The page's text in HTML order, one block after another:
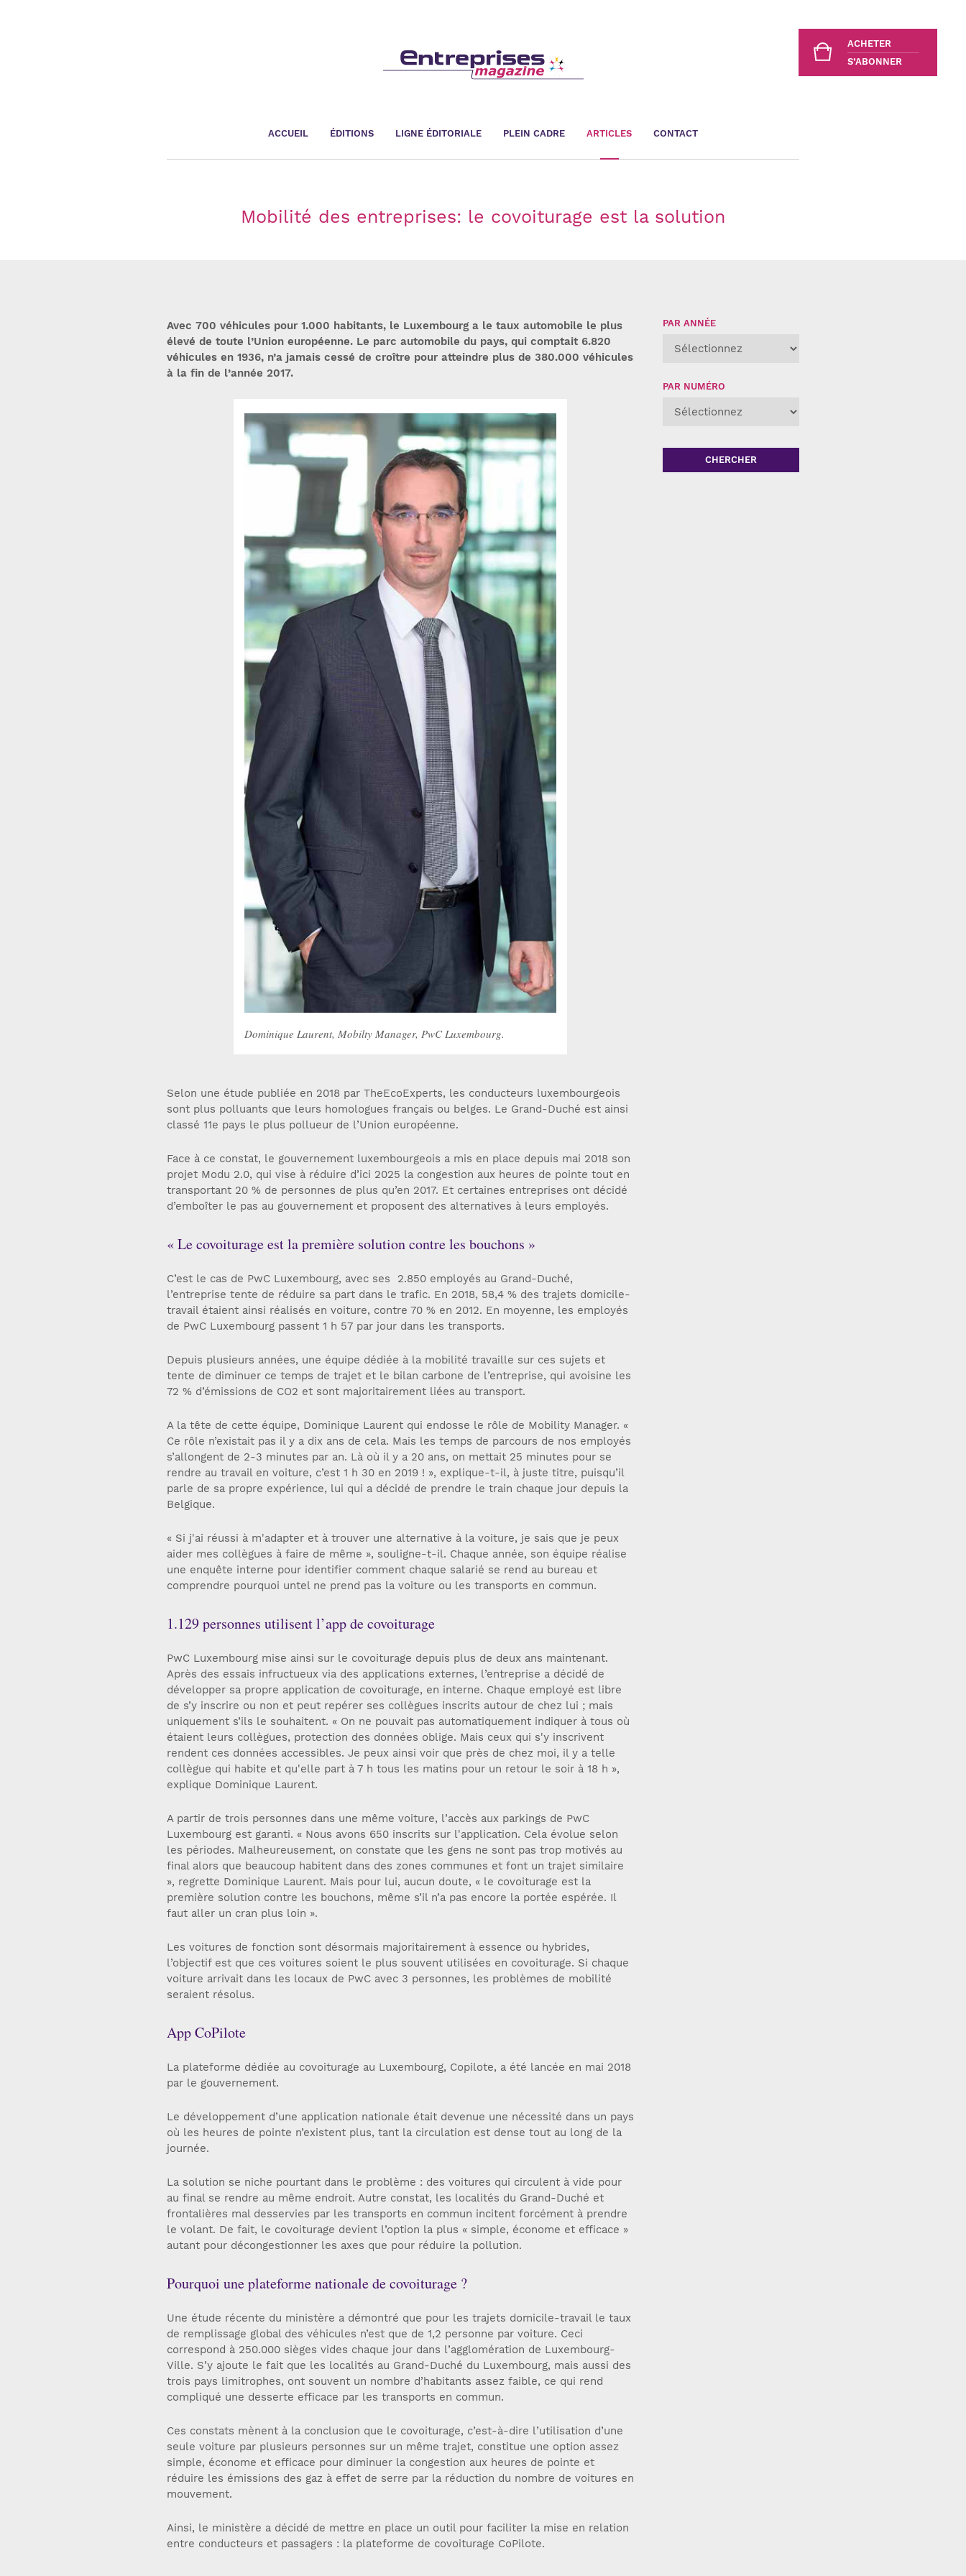
ACCUEIL ÉDITIONS LIGNE ÉDITORIALE PLEIN CADRE ARTICLES CONTACT
ACHETER
S’ABONNER
Mobilité des entreprises: le covoiturage est la solution
Avec 700 véhicules pour 1.000 habitants, le Luxembourg a le taux automobile le plus
élevé de toute l’Union européenne. Le parc automobile du pays, qui comptait 6.820
véhicules en 1936, n’a jamais cessé de croître pour atteindre plus de 380.000 véhicules
à la fin de l’année 2017.
Dominique Laurent, Mobilty Manager, PwC Luxembourg.
Selon une étude publiée en 2018 par TheEcoExperts, les conducteurs luxembourgeois
sont plus polluants que leurs homologues français ou belges. Le Grand-Duché est ainsi
classé 11e pays le plus pollueur de l’Union européenne.
Face à ce constat, le gouvernement luxembourgeois a mis en place depuis mai 2018 son
projet Modu 2.0, qui vise à réduire d’ici 2025 la congestion aux heures de pointe tout en
transportant 20 % de personnes de plus qu’en 2017. Et certaines entreprises ont décidé
d’emboîter le pas au gouvernement et proposent des alternatives à leurs employés.
« Le covoiturage est la première solution contre les bouchons »
C’est le cas de PwC Luxembourg, avec ses 2.850 employés au Grand-Duché,
l’entreprise tente de réduire sa part dans le trafic. En 2018, 58,4 % des trajets domicile-
travail étaient ainsi réalisés en voiture, contre 70 % en 2012. En moyenne, les employés
de PwC Luxembourg passent 1 h 57 par jour dans les transports.
Depuis plusieurs années, une équipe dédiée à la mobilité travaille sur ces sujets et
tente de diminuer ce temps de trajet et le bilan carbone de l’entreprise, qui avoisine les
72 % d’émissions de CO2 et sont majoritairement liées au transport.
A la tête de cette équipe, Dominique Laurent qui endosse le rôle de Mobility Manager. «
Ce rôle n’existait pas il y a dix ans de cela. Mais les temps de parcours de nos employés
s’allongent de 2-3 minutes par an. Là où il y a 20 ans, on mettait 25 minutes pour se
rendre au travail en voiture, c’est 1 h 30 en 2019 ! », explique-t-il, à juste titre, puisqu’il
parle de sa propre expérience, lui qui a décidé de prendre le train chaque jour depuis la
Belgique.
« Si j'ai réussi à m'adapter et à trouver une alternative à la voiture, je sais que je peux
aider mes collègues à faire de même », souligne-t-il. Chaque année, son équipe réalise
une enquête interne pour identifier comment chaque salarié se rend au bureau et
comprendre pourquoi untel ne prend pas la voiture ou les transports en commun.
1.129 personnes utilisent l’app de covoiturage
PwC Luxembourg mise ainsi sur le covoiturage depuis plus de deux ans maintenant.
Après des essais infructueux via des applications externes, l’entreprise a décidé de
développer sa propre application de covoiturage, en interne. Chaque employé est libre
de s’y inscrire ou non et peut repérer ses collègues inscrits autour de chez lui ; mais
uniquement s’ils le souhaitent. « On ne pouvait pas automatiquement indiquer à tous où
étaient leurs collègues, protection des données oblige. Mais ceux qui s'y inscrivent
rendent ces données accessibles. Je peux ainsi voir que près de chez moi, il y a telle
collègue qui habite et qu'elle part à 7 h tous les matins pour un retour le soir à 18 h »,
explique Dominique Laurent.
A partir de trois personnes dans une même voiture, l’accès aux parkings de PwC
Luxembourg est garanti. « Nous avons 650 inscrits sur l'application. Cela évolue selon
les périodes. Malheureusement, on constate que les gens ne sont pas trop motivés au
final alors que beaucoup habitent dans des zones communes et font un trajet similaire
», regrette Dominique Laurent. Mais pour lui, aucun doute, « le covoiturage est la
première solution contre les bouchons, même s’il n’a pas encore la portée espérée. Il
faut aller un cran plus loin ».
Les voitures de fonction sont désormais majoritairement à essence ou hybrides,
l’objectif est que ces voitures soient le plus souvent utilisées en covoiturage. Si chaque
voiture arrivait dans les locaux de PwC avec 3 personnes, les problèmes de mobilité
seraient résolus.
App CoPilote
La plateforme dédiée au covoiturage au Luxembourg, Copilote, a été lancée en mai 2018
par le gouvernement.
Le développement d’une application nationale était devenue une nécessité dans un pays
où les heures de pointe n’existent plus, tant la circulation est dense tout au long de la
journée.
La solution se niche pourtant dans le problème : des voitures qui circulent à vide pour
au final se rendre au même endroit. Autre constat, les localités du Grand-Duché et
frontalières mal desservies par les transports en commun incitent forcément à prendre
le volant. De fait, le covoiturage devient l’option la plus « simple, économe et efficace »
autant pour décongestionner les axes que pour réduire la pollution.
Pourquoi une plateforme nationale de covoiturage ?
Une étude récente du ministère a démontré que pour les trajets domicile-travail le taux
de remplissage global des véhicules n’est que de 1,2 personne par voiture. Ceci
correspond à 250.000 sièges vides chaque jour dans l’agglomération de Luxembourg-
Ville. S’y ajoute le fait que les localités au Grand-Duché du Luxembourg, mais aussi des
trois pays limitrophes, ont souvent un nombre d’habitants assez faible, ce qui rend
compliqué une desserte efficace par les transports en commun.
Ces constats mènent à la conclusion que le covoiturage, c’est-à-dire l’utilisation d’une
seule voiture par plusieurs personnes sur un même trajet, constitue une option assez
simple, économe et efficace pour diminuer la congestion aux heures de pointe et
réduire les émissions des gaz à effet de serre par la réduction du nombre de voitures en
mouvement.
Ainsi, le ministère a décidé de mettre en place un outil pour faciliter la mise en relation
entre conducteurs et passagers : la plateforme de covoiturage CoPilote.
PAR ANNÉE
PAR NUMÉRO
CHERCHER